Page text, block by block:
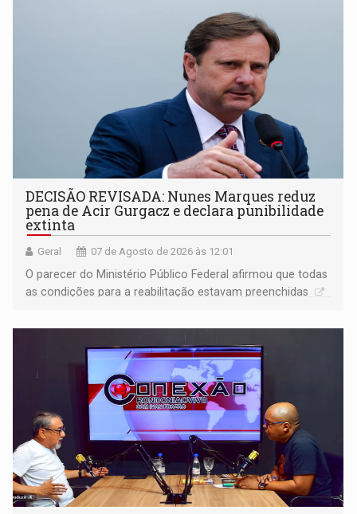
DECISÃO REVISADA: Nunes Marques reduz
pena de Acir Gurgacz e declara punibilidade
extinta
Geral 07 de Agosto de 2026 às 12:01
O parecer do Ministério Público Federal afirmou que todas
as condições para a reabilitação estavam preenchidas